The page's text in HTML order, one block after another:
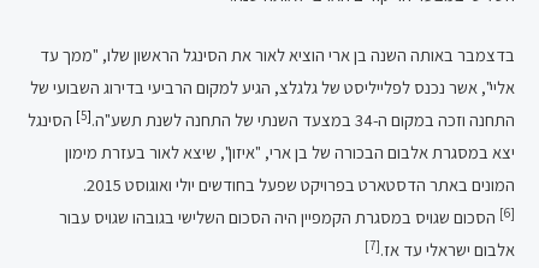
בדצמבר באותה השנה בן ארי הוציא לאור את הסינגל הראשון שלו, "ממך עד
אליי", אשר נכנס לפלייליסט של גלגלצ, הגיע למקום הרביעי בדירוג השבועי של
התחנה וזכה במקום ה-34 במצעד השנתי של התחנה לשנת תשע"ה.
[
5
] הסינגל
יצא במסגרת אלבום הבכורה של בן ארי, "איזון", שיצא לאור בעזרת מימון
המונים באתר הדסטארט בפרויקט שפעל בחודשים יולי ואוגוסט 2015.
[6]
הסכום שגויס במסגרת הקמפיין היה הסכום השלישי בגובהו שגויס עבור
אלבום ישראלי עד אז.[7]